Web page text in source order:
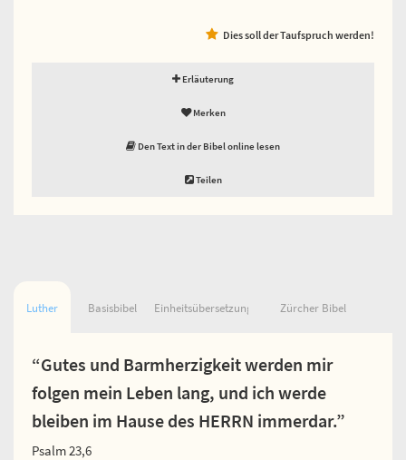
Dies soll der Taufspruch werden!
Erläuterung
Merken
Den Text in der Bibel online lesen
Teilen
Luther Basisbibel Einheitsübersetzung Zürcher Bibel
“Gutes und Barmherzigkeit werden mir
folgen mein Leben lang, und ich werde
bleiben im Hause des HERRN immerdar.”
Psalm 23,6